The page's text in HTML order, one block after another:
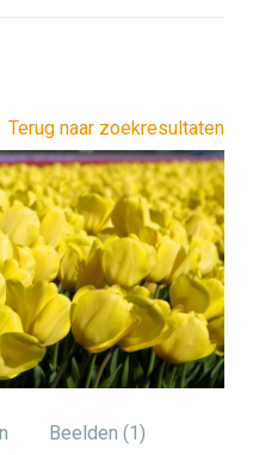
Terug naar zoekresultaten
Beelden (1)